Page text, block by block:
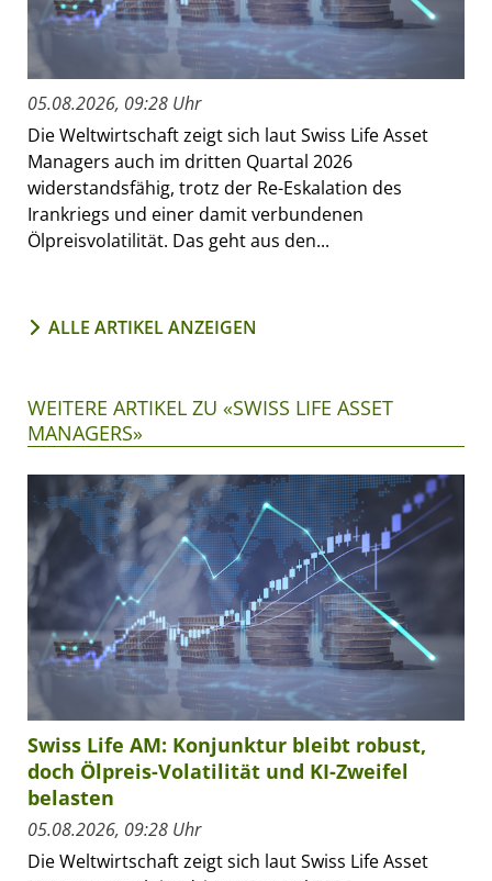
05.08.2026, 09:28 Uhr
Die Weltwirtschaft zeigt sich laut Swiss Life Asset
Managers auch im dritten Quartal 2026
widerstandsfähig, trotz der Re-Eskalation des
Irankriegs und einer damit verbundenen
Ölpreisvolatilität. Das geht aus den...
ALLE ARTIKEL ANZEIGEN
WEITERE ARTIKEL ZU «SWISS LIFE ASSET
MANAGERS»
Swiss Life AM: Konjunktur bleibt robust,
doch Ölpreis-Volatilität und KI-Zweifel
belasten
05.08.2026, 09:28 Uhr
Die Weltwirtschaft zeigt sich laut Swiss Life Asset